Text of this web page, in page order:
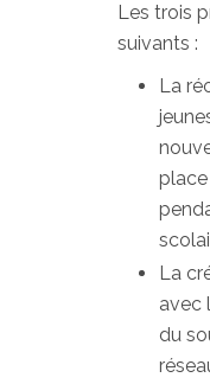
Les trois
suivants :
La
place
La
avec
du